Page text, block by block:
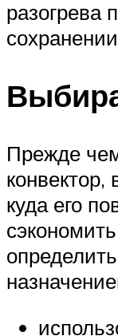
разогрева
Прежде
куда его